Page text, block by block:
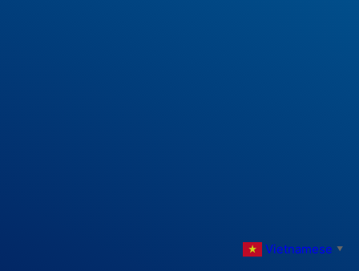
Vietnamese ▼